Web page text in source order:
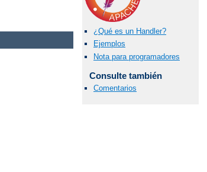
¿Qué es un Handler?
Ejemplos
Nota para programadores
Consulte también
Comentarios